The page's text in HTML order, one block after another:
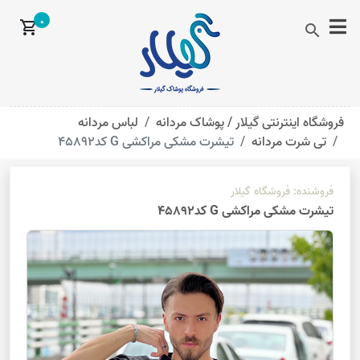
search
shopping_cart0
فروشگاه اینترنتی گیلار /پوشاک مردانه
لباس مردانه
تی شرت مردانه
تیشرت مشکی مراکشی G کد45892
فروشنده: فروشگاه گیلار
تیشرت مشکی مراکشی G کد45892